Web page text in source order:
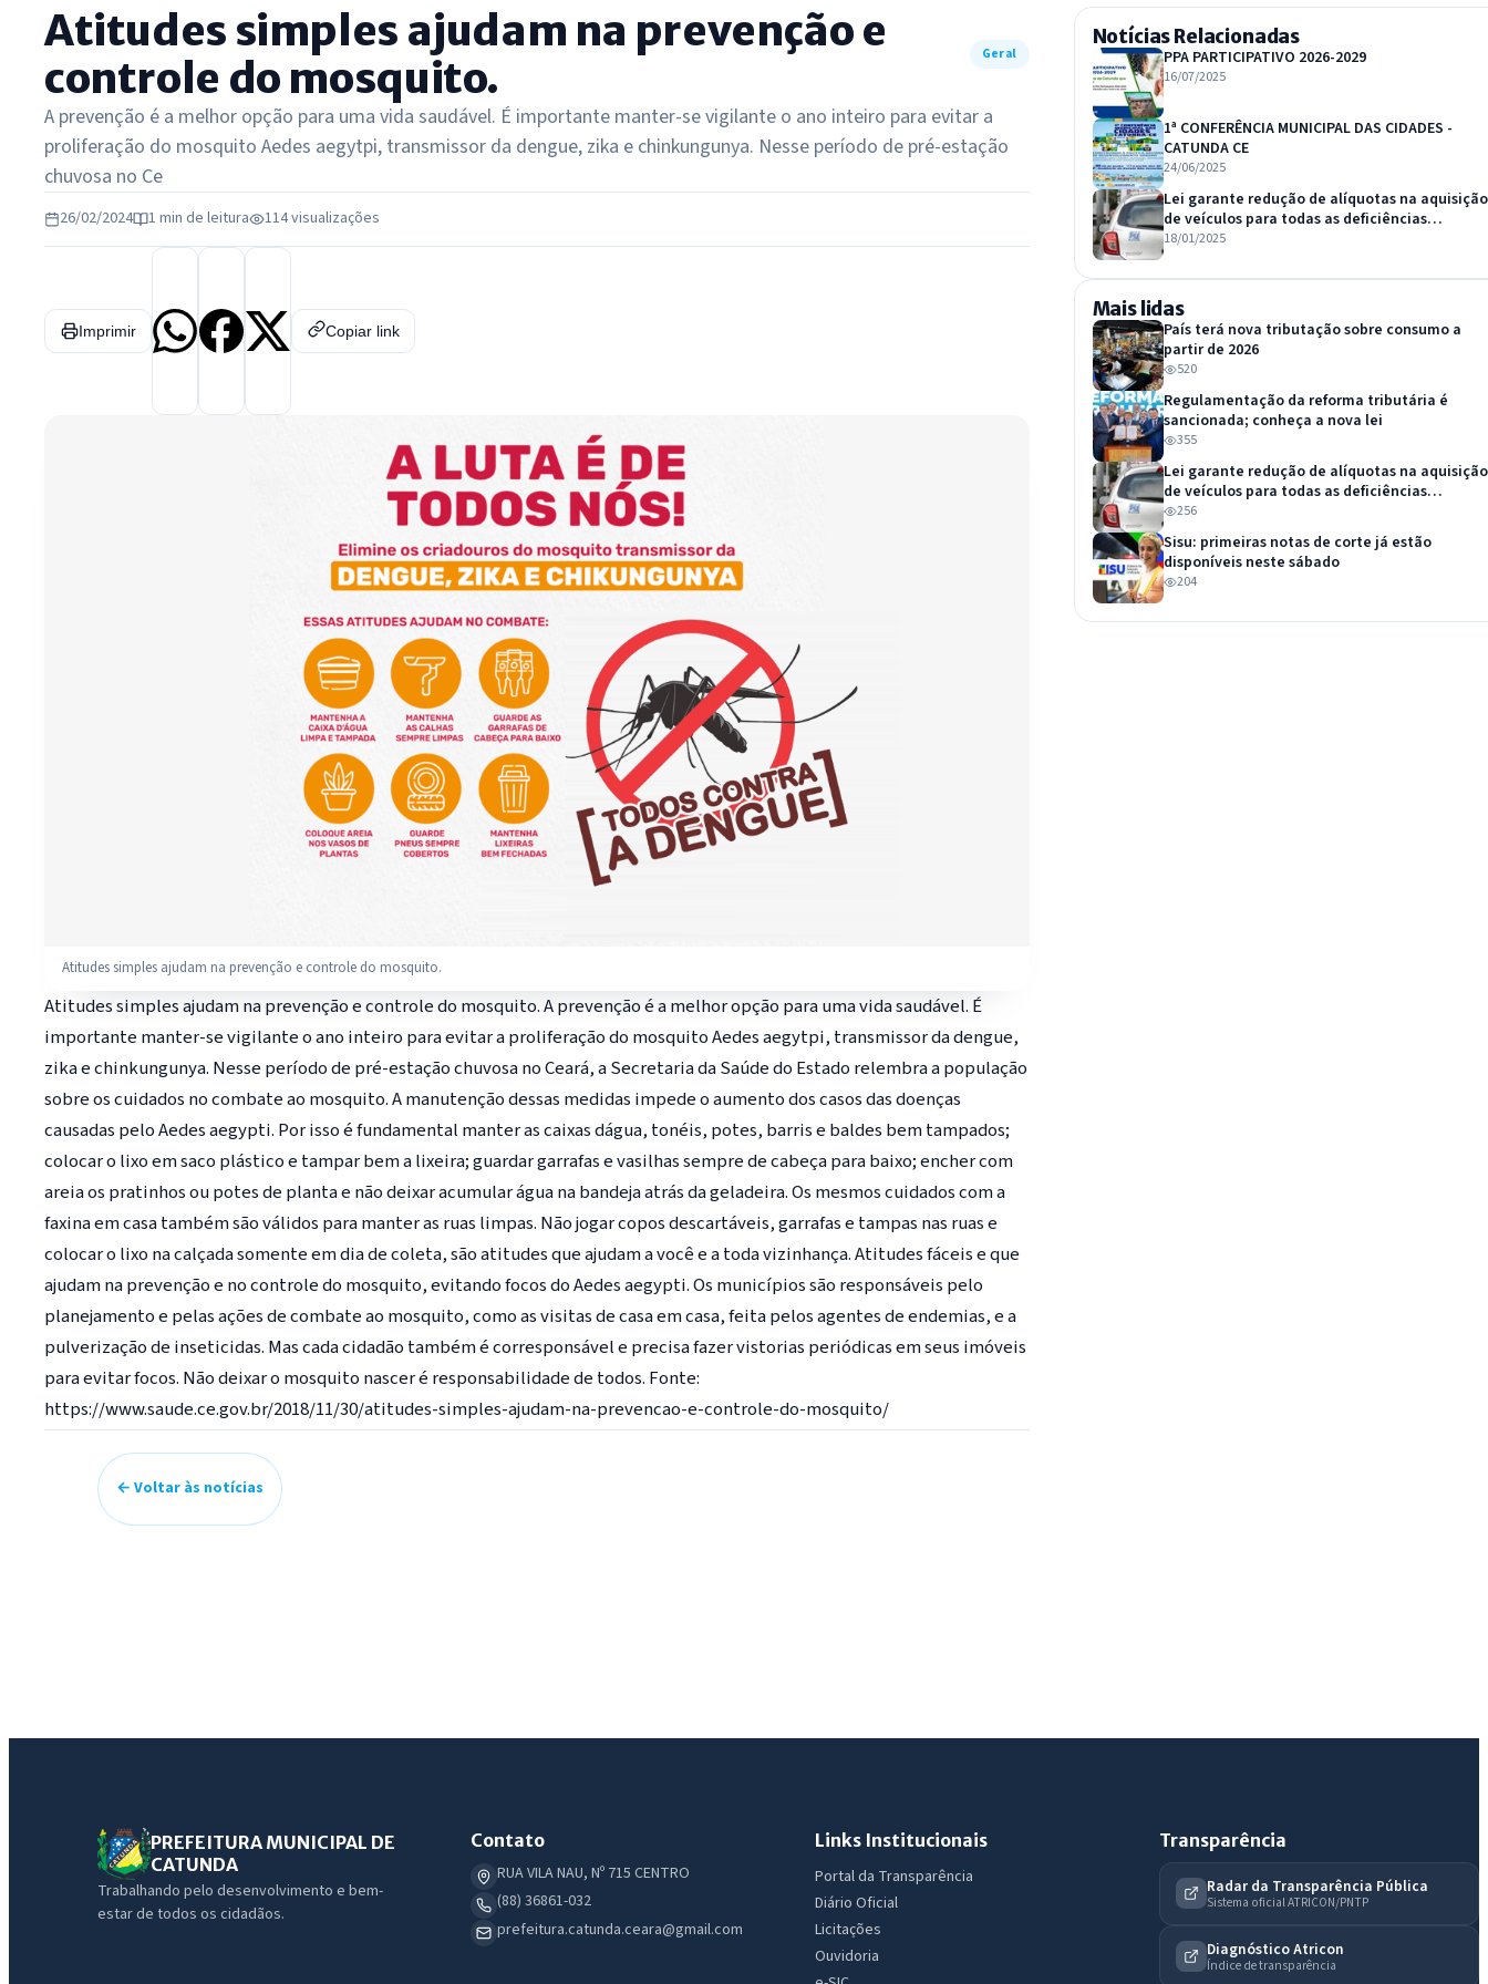
Atitudes simples ajudam na prevenção e
controle do mosquito.
Geral
A prevenção é a melhor opção para uma vida saudável. É importante manter-se vigilante o ano inteiro para evitar a
proliferação do mosquito Aedes aegytpi, transmissor da dengue, zika e chinkungunya. Nesse período de pré-estação
chuvosa no Ce
26/02/2024 1 min de leitura 114 visualizações
Imprimir Copiar link
Atitudes simples ajudam na prevenção e controle do mosquito.
Atitudes simples ajudam na prevenção e controle do mosquito. A prevenção é a melhor opção para uma vida saudável. É
importante manter-se vigilante o ano inteiro para evitar a proliferação do mosquito Aedes aegytpi, transmissor da dengue,
zika e chinkungunya. Nesse período de pré-estação chuvosa no Ceará, a Secretaria da Saúde do Estado relembra a população
sobre os cuidados no combate ao mosquito. A manutenção dessas medidas impede o aumento dos casos das doenças
causadas pelo Aedes aegypti. Por isso é fundamental manter as caixas dágua, tonéis, potes, barris e baldes bem tampados;
colocar o lixo em saco plástico e tampar bem a lixeira; guardar garrafas e vasilhas sempre de cabeça para baixo; encher com
areia os pratinhos ou potes de planta e não deixar acumular água na bandeja atrás da geladeira. Os mesmos cuidados com a
faxina em casa também são válidos para manter as ruas limpas. Não jogar copos descartáveis, garrafas e tampas nas ruas e
colocar o lixo na calçada somente em dia de coleta, são atitudes que ajudam a você e a toda vizinhança. Atitudes fáceis e que
ajudam na prevenção e no controle do mosquito, evitando focos do Aedes aegypti. Os municípios são responsáveis pelo
planejamento e pelas ações de combate ao mosquito, como as visitas de casa em casa, feita pelos agentes de endemias, e a
pulverização de inseticidas. Mas cada cidadão também é corresponsável e precisa fazer vistorias periódicas em seus imóveis
para evitar focos. Não deixar o mosquito nascer é responsabilidade de todos. Fonte:
https://www.saude.ce.gov.br/2018/11/30/atitudes-simples-ajudam-na-prevencao-e-controle-do-mosquito/
← Voltar às notícias
Notícias Relacionadas
PPA PARTICIPATIVO 2026-2029
16/07/2025
1ª CONFERÊNCIA MUNICIPAL DAS CIDADES -
CATUNDA CE
24/06/2025
Lei garante redução de alíquotas na aquisição
de veículos para todas as deficiências
reconhecidas por lei
18/01/2025
Mais lidas
País terá nova tributação sobre consumo a
partir de 2026
520
Regulamentação da reforma tributária é
sancionada; conheça a nova lei
355
Lei garante redução de alíquotas na aquisição
de veículos para todas as deficiências
reconhecidas por lei
256
Sisu: primeiras notas de corte já estão
disponíveis neste sábado
204
PREFEITURA MUNICIPAL DE
CATUNDA
Trabalhando pelo desenvolvimento e bem-
estar de todos os cidadãos.
Contato
RUA VILA NAU, Nº 715 CENTRO
(88) 36861-032
prefeitura.catunda.ceara@gmail.com
Links Institucionais
Portal da Transparência
Diário Oficial
Licitações
Ouvidoria
Transparência
Radar da Transparência Pública
Sistema oficial ATRICON/PNTP
Diagnóstico Atricon
Índice de transparência